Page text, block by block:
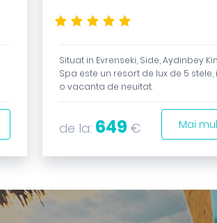
Situat in Evrenseki, Side, Aydinbey
Spa este un resort de lux de 5
o vacanta de neuitat.
de la: 649 € Mai